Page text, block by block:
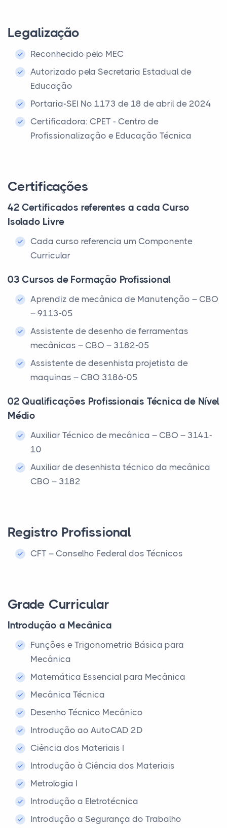
Legalização
Reconhecido pelo MEC
Autorizado pela Secretaria Estadual de
Educação
Portaria-SEI Nº 1173 de 18 de abril de 2024
Certificadora: CPET - Centro de
Profissionalização e Educação Técnica
Certificações
42 Certificados referentes a cada Curso
Isolado Livre
Cada curso referencia um Componente
Curricular
03 Cursos de Formação Profissional
Aprendiz de mecânica de Manutenção – CBO
– 9113-05
Assistente de desenho de ferramentas
mecânicas – CBO – 3182-05
Assistente de desenhista projetista de
maquinas – CBO 3186-05
02 Qualificações Profissionais Técnica de Nível
Médio
Auxiliar Técnico de mecânica – CBO – 3141-
10
Auxiliar de desenhista técnico da mecânica
CBO – 3182
Registro Profissional
CFT – Conselho Federal dos Técnicos
Grade Curricular
Introdução a Mecânica
Funções e Trigonometria Básica para
Mecânica
Matemática Essencial para Mecânica
Mecânica Técnica
Desenho Técnico Mecânico
Introdução ao AutoCAD 2D
Ciência dos Materiais I
Introdução à Ciência dos Materiais
Metrologia I
Introdução a Eletrotécnica
Introdução a Segurança do Trabalho